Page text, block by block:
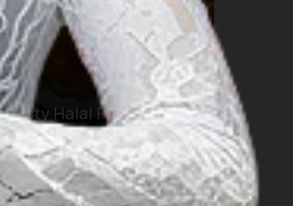
Tasty Halal Food You
Find in Medan
Посмотреть больше